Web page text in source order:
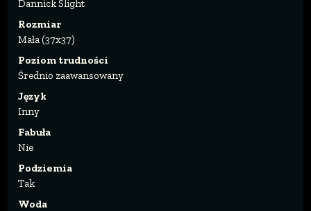
Dannick Slight
Rozmiar
Mała (37x37)
Poziom trudności
Średnio zaawansowany
Język
Inny
Fabuła
Nie
Podziemia
Tak
Woda